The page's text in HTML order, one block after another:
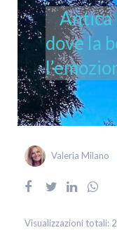
Antica
dove la
Valeria Milano
Visualizzazioni totali: